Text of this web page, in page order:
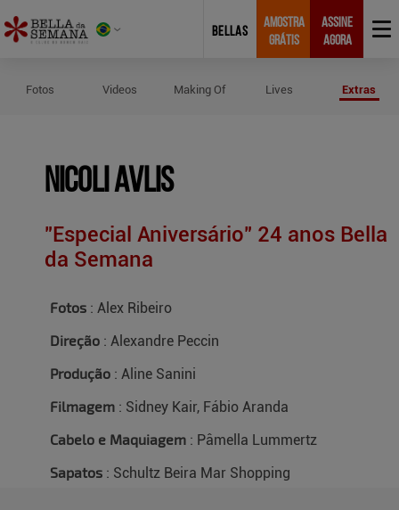
BELLAS
AMOSTRA
GRÁTIS
ASSINE
AGORA
Fotos Videos Making Of Lives Extras
Nicoli Avlis
"Especial Aniversário" 24 anos Bella
da Semana
Fotos : Alex Ribeiro
Direção : Alexandre Peccin
Produção : Aline Sanini
Filmagem : Sidney Kair, Fábio Aranda
Cabelo e Maquiagem : Pâmella Lummertz
Sapatos : Schultz Beira Mar Shopping